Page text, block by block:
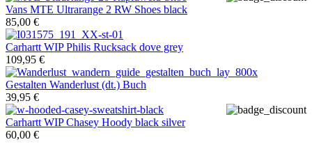
Vans MTE Ultrarange 2 RW Shoes black
85,00 €
Carhartt WIPPhilis Rucksack dove grey
109,95 €
Gestalten Wanderlust (dt.) Buch
39,95 €
Carhartt WIPChasey Hoody black silver
60,00 €